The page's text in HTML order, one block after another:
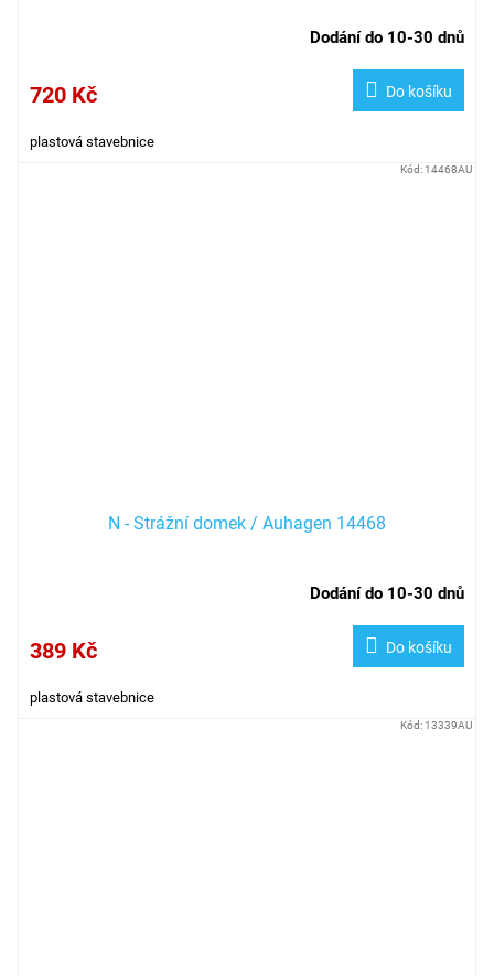
Dodání do 10-30 dnů
720 Kč Do košíku
plastová stavebnice
N - Strážní domek / Auhagen 14468
Dodání do 10-30 dnů
389 Kč Do košíku
plastová stavebnice
Kód: 14468AU
Kód: 13339AU